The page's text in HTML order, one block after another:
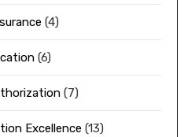
(4)
(6)
(7)
Excellence (13)